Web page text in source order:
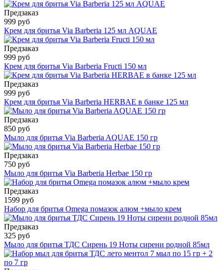
Предзаказ
999 руб
Крем для бритья Via Barberia 125 мл AQUAE
Предзаказ
999 руб
Крем для бритья Via Barberia Fructi 150 мл
Предзаказ
999 руб
Крем для бритья Via Barberia HERBAE в банке 125 мл
Предзаказ
850 руб
Мыло для бритья Via Barberia AQUAE 150 гр
Предзаказ
750 руб
Мыло для бритья Via Barberia Herbae 150 гр
Предзаказ
1599 руб
Набор для бритья Omega помазок алюм +мыло крем
Предзаказ
325 руб
Мыло для бритья ТДС Сирень 19 Ноты сирени родной 85мл